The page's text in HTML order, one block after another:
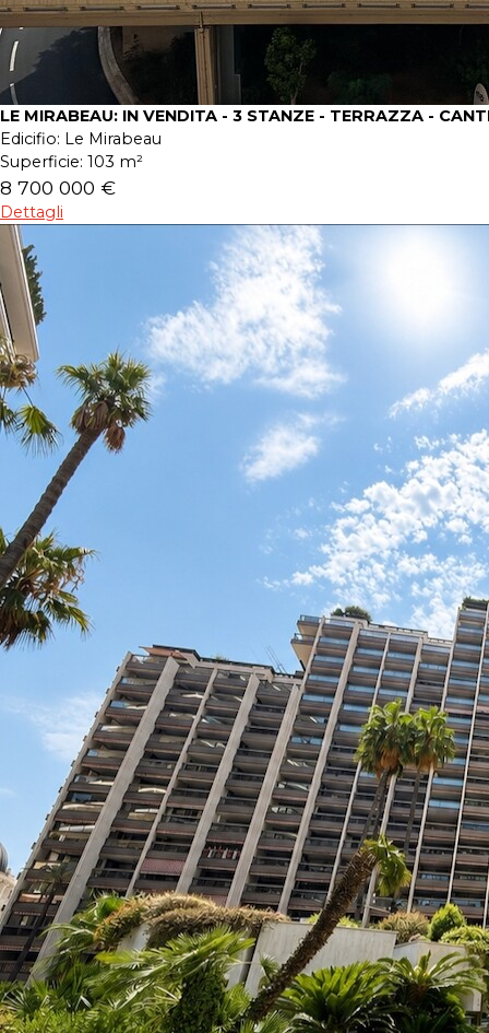
LE MIRABEAU: IN VENDITA - 3 STANZE - TERRAZZA -
Edicifio: Le Mirabeau
Superficie: 103 m²
8 700 000 €
Dettagli